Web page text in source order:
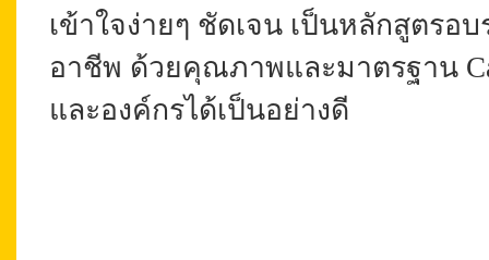
เข้าใจง่ายๆ ชัดเจน เป็นหลักสูตรอ
อาชีพ ด้วยคุณภาพและมาตรฐาน
และองค์กรได้เป็นอย่างดี